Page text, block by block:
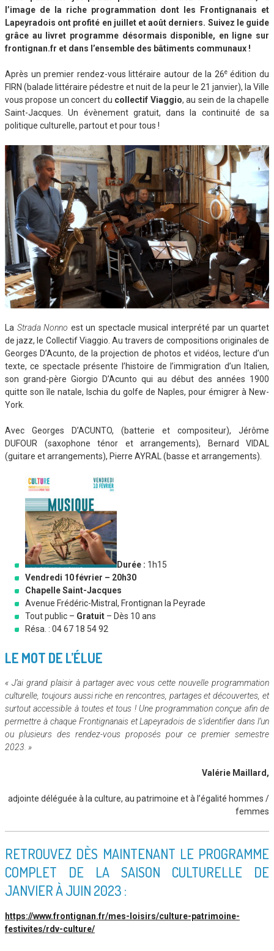
l’image de la riche programmation dont les Frontignanais et
Lapeyradois ont profité en juillet et août derniers. Suivez le guide
grâce au livret programme désormais disponible, en ligne sur
frontignan.fr et dans l’ensemble des bâtiments communaux !
Après un premier rendez-vous littéraire autour de la 26eédition du
FIRN (balade littéraire pédestre et nuit de la peur le 21 janvier), la Ville
vous propose un concert du collectif Viaggio, au sein de la chapelle
Saint-Jacques. Un évènement gratuit, dans la continuité de sa
politique culturelle, partout et pour tous !
La Strada Nonno est un spectacle musical interprété par un quartet
de jazz, le Collectif Viaggio. Au travers de compositions originales de
Georges D’Acunto, de la projection de photos et vidéos, lecture d’un
texte, ce spectacle présente l’histoire de l’immigration d’un Italien,
son grand-père Giorgio D’Acunto qui au début des années 1900
quitte son île natale, Ischia du golfe de Naples, pour émigrer à New-
York.
Avec Georges D’ACUNTO, (batterie et compositeur), Jérôme
DUFOUR (saxophone ténor et arrangements), Bernard VIDAL
(guitare et arrangements), Pierre AYRAL (basse et arrangements).
Durée : 1h15
Vendredi 10 février – 20h30
Chapelle Saint-Jacques
Avenue Frédéric-Mistral, Frontignan la Peyrade
Tout public – Gratuit – Dès 10 ans
Résa. : 04 67 18 54 92
LE MOT DE L’ÉLUE
« J’ai grand plaisir à partager avec vous cette nouvelle programmation
culturelle, toujours aussi riche en rencontres, partages et découvertes, et
surtout accessible à toutes et tous ! Une programmation conçue afin de
permettre à chaque Frontignanais et Lapeyradois de s’identifier dans l’un
ou plusieurs des rendez-vous proposés pour ce premier semestre
2023. »
Valérie Maillard,
adjointe déléguée à la culture, au patrimoine et à l’égalité hommes /
femmes
RETROUVEZ DÈS MAINTENANT LE PROGRAMME
COMPLET DE LA SAISON CULTURELLE DE
JANVIER À JUIN 2023 :
https://www.frontignan.fr/mes-loisirs/culture-patrimoine-
festivites/rdv-culture/